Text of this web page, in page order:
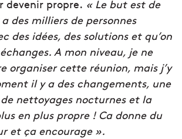
devenir propre. « Le but est de
des milliers de personnes
des idées, des solutions et qu’on
A mon niveau, je ne
organiser cette réunion, mais j’y
il y a des changements, une
nettoyages nocturnes et la
en plus propre ! Ca donne du
et ça encourage ».